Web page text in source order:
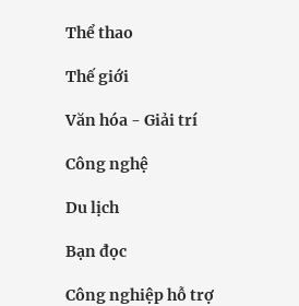
Thể thao
Thế giới
Văn hóa - Giải trí
Công nghệ
Du lịch
Bạn đọc
Công nghiệp hỗ trợ